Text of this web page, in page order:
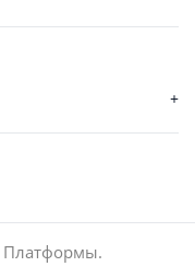
.